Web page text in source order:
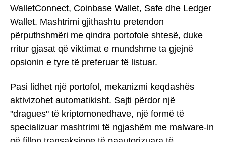
WalletConnect, Coinbase Wallet, Safe dhe Ledger
Wallet. Mashtrimi gjithashtu pretendon
përputhshmëri me qindra portofole shtesë, duke
rritur gjasat që viktimat e mundshme ta gjejnë
opsionin e tyre të preferuar të listuar.
Pasi lidhet një portofol, mekanizmi keqdashës
aktivizohet automatikisht. Sajti përdor një
"dragues" të kriptomonedhave, një formë të
specializuar mashtrimi të ngjashëm me malware-in